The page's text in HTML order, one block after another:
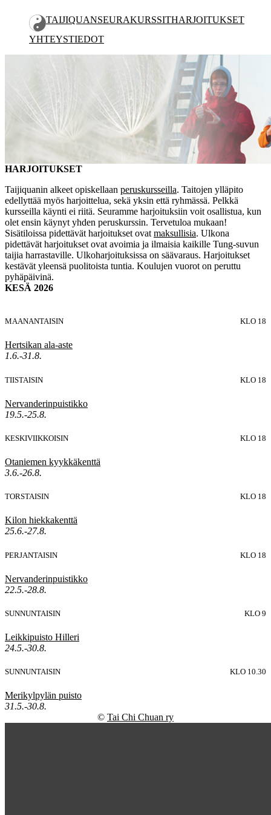
TAIJIQUANSEURAKURSSITHARJOITUKSET
YHTEYSTIEDOT
HARJOITUKSET
KESÄ 2026
HARJOITUKSET
Taijiquanin alkeet opiskellaan peruskursseilla. Taitojen ylläpito
edellyttää myös harjoittelua, sekä yksin että ryhmässä. Pelkkä
kursseilla käynti ei riitä. Seuramme harjoituksiin voit osallistua, kun
olet ensin käynyt yhden peruskurssin. Tervetuloa mukaan!
Sisätiloissa pidettävät harjoitukset ovat maksullisia. Ulkona
pidettävät harjoitukset ovat avoimia ja ilmaisia kaikille Tung-suvun
taijia harrastaville. Ulkoharjoituksissa on säävaraus. Harjoitukset
kestävät yleensä puolitoista tuntia. Koulujen vuorot on peruttu
pyhäpäivinä.
KESÄ 2026
MAANANTAISIN KLO 18
Hertsikan ala-aste
1.6.-31.8.
TIISTAISIN KLO 18
Nervanderinpuistikko
19.5.-25.8.
KESKIVIIKKOISIN KLO 18
Otaniemen kyykkäkenttä
3.6.-26.8.
TORSTAISIN KLO 18
Kilon hiekkakenttä
25.6.-27.8.
PERJANTAISIN KLO 18
Nervanderinpuistikko
22.5.-28.8.
SUNNUNTAISIN KLO 9
Leikkipuisto Hilleri
24.5.-30.8.
SUNNUNTAISIN KLO 10.30
Merikylpylän puisto
31.5.-30.8.
© Tai Chi Chuan ry